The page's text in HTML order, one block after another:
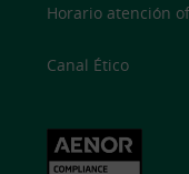
Horario atención
Canal Ético